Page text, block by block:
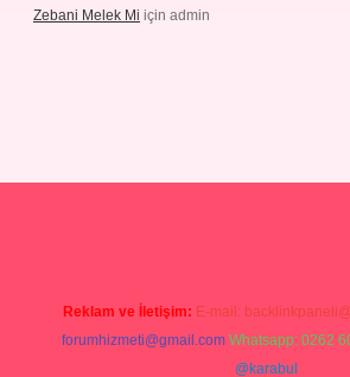
Zebani Melek Mi için admin
Reklam ve İletişim: E-mail:
forumhizmeti@gmail.com Whatsapp: 0262
@karabul